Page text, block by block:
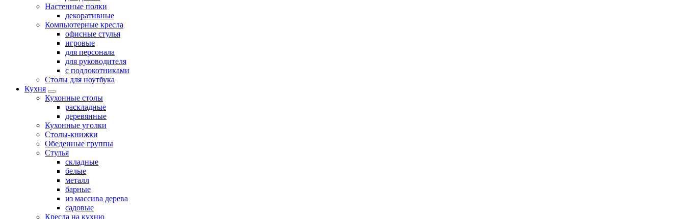
Настенные полки
декоративные
Компьютерные кресла
офисные стулья
игровые
для персонала
для руководителя
с подлокотниками
Столы для ноутбука
Кухня
Кухонные столы
раскладные
деревянные
Кухонные уголки
Столы-книжки
Обеденные группы
Стулья
складные
белые
металл
барные
из массива дерева
садовые
Кресла на кухню